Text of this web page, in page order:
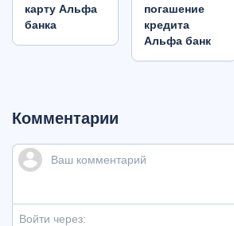
карту Альфа
банка
погашение
кредита
Альфа банк
Комментарии
Войти через: